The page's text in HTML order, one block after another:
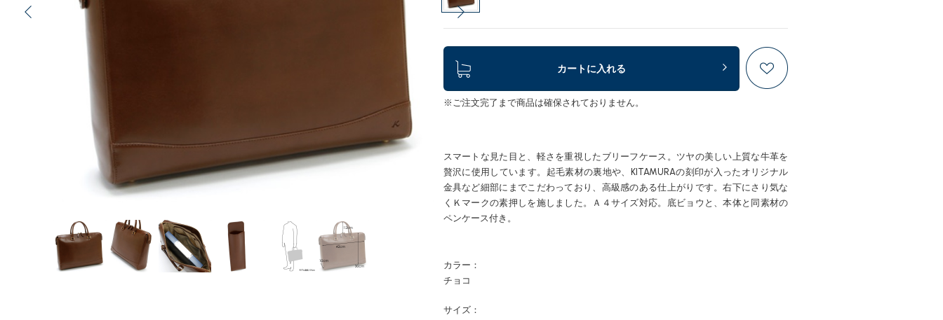
カートに入れる
※ご注文完了まで商品は確保されておりません。
スマートな見た目と、軽さを重視したブリーフケース。ツヤの美しい上質な牛革を
贅沢に使用しています。起毛素材の裏地や、KITAMURAの刻印が入ったオリジナル
金具など細部にまでこだわっており、高級感のある仕上がりです。右下にさり気な
くＫマークの素押しを施しました。Ａ４サイズ対応。底ビョウと、本体と同素材の
ペンケース付き。
カラー：
チョコ
サイズ：